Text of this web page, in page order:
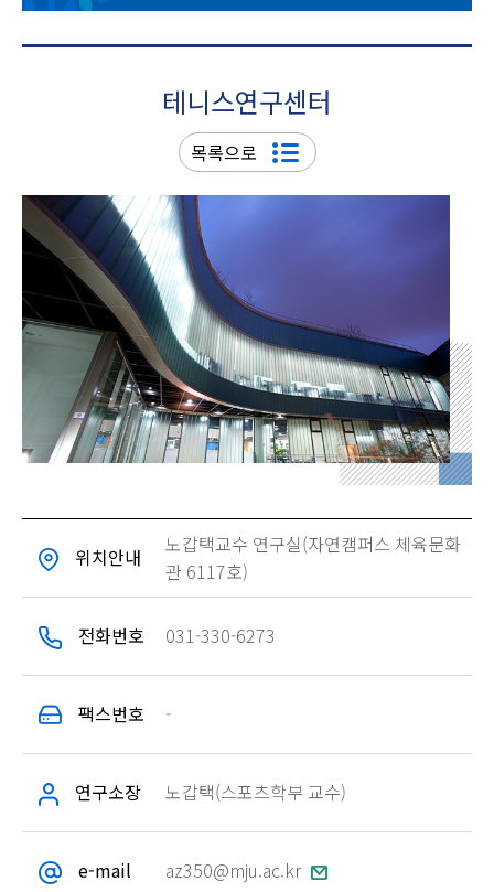
테니스연구센터
목록으로
위치안내
노갑택교수 연구실(자연캠퍼스 체육문화
관 6117호)
전화번호 031-330-6273
팩스번호 -
연구소장 노갑택(스포츠학부 교수)
e-mail az350@mju.ac.kr